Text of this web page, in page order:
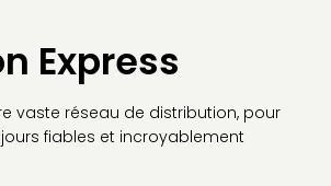
Express
vaste réseau de distribution, pour
fiables et incroyablement